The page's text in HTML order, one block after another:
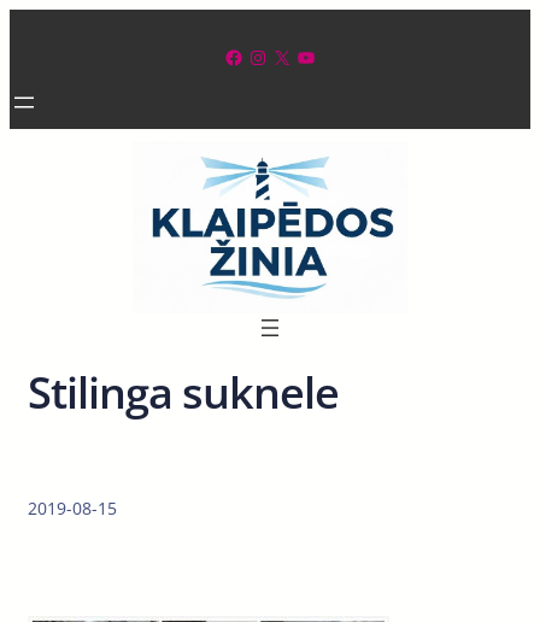
Facebook Instagram X YouTube
Stilinga suknele
2019-08-15